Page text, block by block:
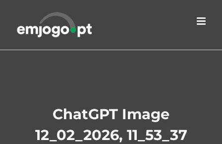
content
ChatGPT Image
12_02_2026, 11_53_37